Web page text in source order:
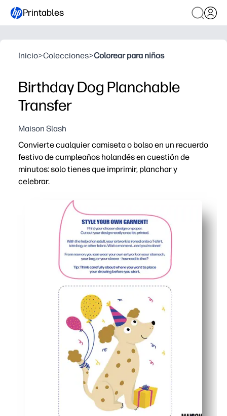
Printables
Inicio>Colecciones>Colorear para niños
Birthday Dog Planchable
Transfer
Maison Slash
Convierte cualquier camiseta o bolso en un recuerdo
festivo de cumpleaños holandés en cuestión de
minutos: solo tienes que imprimir, planchar y
celebrar.
Manualidades sin preparación: usa tu papel de
El diseño aprobado por los niños aumenta la
Flexible para camisetas, bolsas de mano, delantales
Fácil de personalizar: imprime el tamaño que